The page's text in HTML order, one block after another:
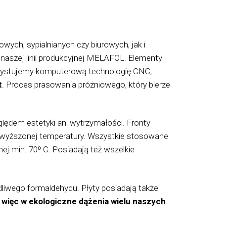
sypialnianych czy biurowych, jak i
linii produkcyjnej MELAFOL. Elementy
komputerową technologię CNC,
. Proces prasowania próżniowego, który bierze
estetyki ani wytrzymałości. Fronty
temperatury. Wszystkie stosowane
min. 70⁰ C. Posiadają też wszelkie
formaldehydu. Płyty posiadają także
w ekologiczne dążenia wielu naszych